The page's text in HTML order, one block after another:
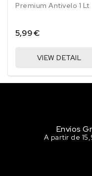
Premium Antivelo 1 Lt
5,99 €
VIEW DETAIL
Envíos
A partir de